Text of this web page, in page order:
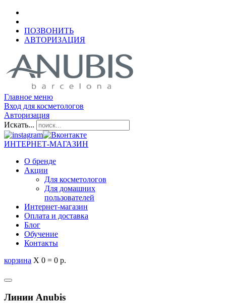
ПОЗВОНИТЬ
АВТОРИЗАЦИЯ
Главное меню
Вход для косметологов
Авторизация
Искать...
ИНТЕРНЕТ-МАГАЗИН
О бренде
Акции
Для косметологов
Для домашних
пользователей
Интернет-магазин
Оплата и доставка
Блог
Обучение
Контакты
корзина X 0 = 0 р.
Линии Anubis